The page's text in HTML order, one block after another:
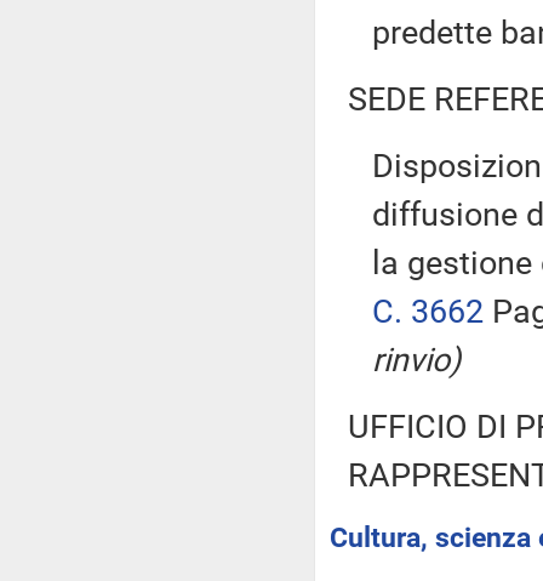
predette
SEDE
diffusione
la
C. 3662
rinvio)
UFFICIO DI
Cultura,